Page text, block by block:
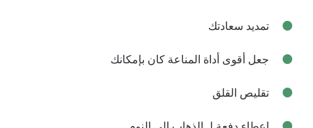
تمديد سعادتك
جعل أقوى أداة المناعة كان بإمكانك
تقليص القلق